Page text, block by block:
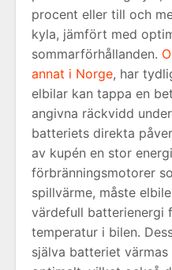
procent eller till och
kyla, jämfört med
sommarförhållanden.
annat i Norge, har
elbilar kan tappa en
angivna räckvidd
batteriets direkta
av kupén en stor
förbränningsmotorer
spillvärme, måste
värdefull batterienergi
temperatur i bilen.
själva batteriet